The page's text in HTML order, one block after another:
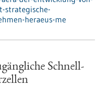
strategische-
heraeus-me
Schnell-